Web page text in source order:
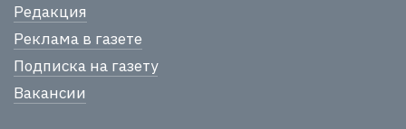
Редакция
Реклама в газете
Подписка на газету
Вакансии